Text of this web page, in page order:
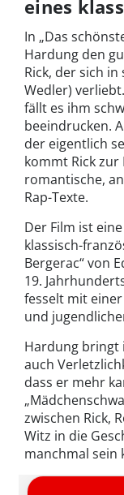
eines
In „Das
Hardung den
Rick, der sich
Wedler)
fällt es ihm
beeindrucken.
der eigentlich
kommt Rick
romantische,
Rap-Texte.
Der Film ist
klassisch-
Bergerac“ von
19.
fesselt mit
und
Hardung bringt
auch
dass er mehr
zwischen Rick,
Witz in die
manchmal sein